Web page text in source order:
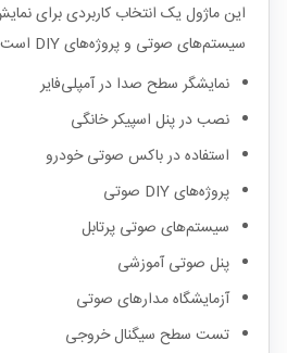
این ماژول یک انتخاب کاربردی برای
سیستم‌های صوتی و پروژه‌های DIY است.
نمایشگر سطح صدا در آمپلی‌فایر
نصب در پنل اسپیکر خانگی
استفاده در باکس صوتی خودرو
پروژه‌های DIY صوتی
سیستم‌های صوتی پرتابل
پنل صوتی آموزشی
آزمایشگاه مدارهای صوتی
تست سطح سیگنال خروجی